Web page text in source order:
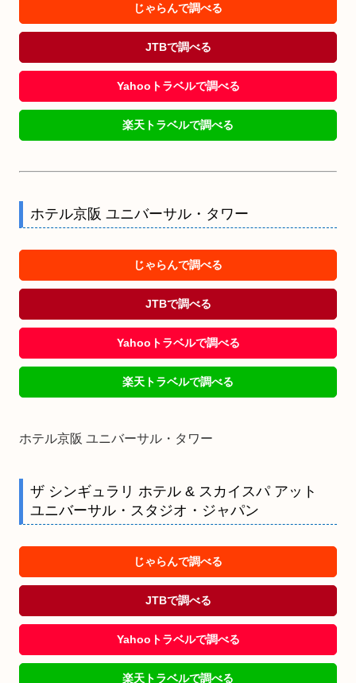
じゃらんで調べる
JTBで調べる
Yahooトラベルで調べる
楽天トラベルで調べる
ホテル京阪 ユニバーサル・タワー
じゃらんで調べる
JTBで調べる
Yahooトラベルで調べる
楽天トラベルで調べる
ホテル京阪 ユニバーサル・タワー
ザ シンギュラリ ホテル & スカイスパ アット
ユニバーサル・スタジオ・ジャパン
じゃらんで調べる
JTBで調べる
Yahooトラベルで調べる
楽天トラベルで調べる